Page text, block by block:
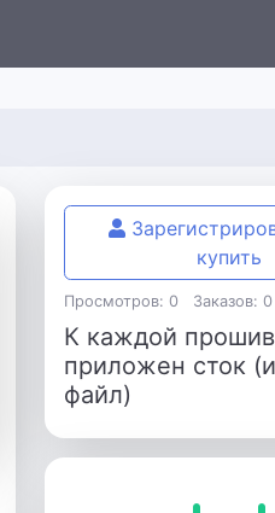
купить
Просмотров: 0 Заказов: 0
К каждой
приложен сток
файл)